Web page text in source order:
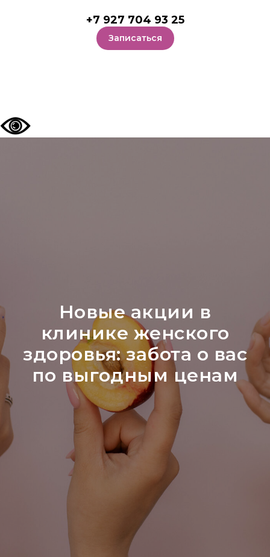
+7 927 704 93 25
Записаться
Новые акции в
клинике женского
здоровья: забота о вас
по выгодным ценам